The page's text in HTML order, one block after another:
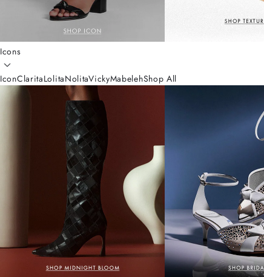
Icons
IconClaritaLolitaNolitaVickyMabelehShop All